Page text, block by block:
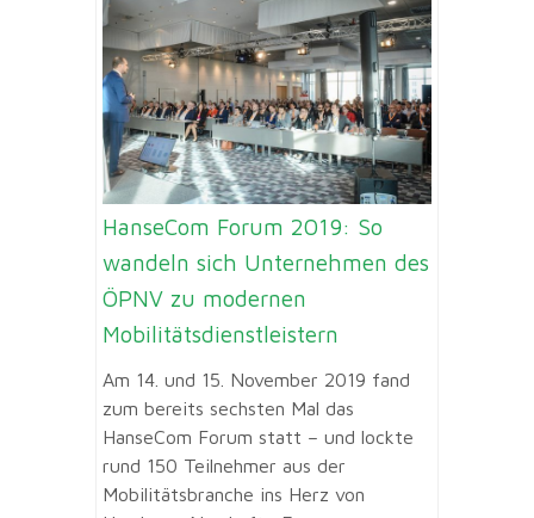
HanseCom Forum 2019: So
wandeln sich Unternehmen des
ÖPNV zu modernen
Mobilitätsdienstleistern
Am 14. und 15. November 2019 fand
zum bereits sechsten Mal das
HanseCom Forum statt – und lockte
rund 150 Teilnehmer aus der
Mobilitätsbranche ins Herz von